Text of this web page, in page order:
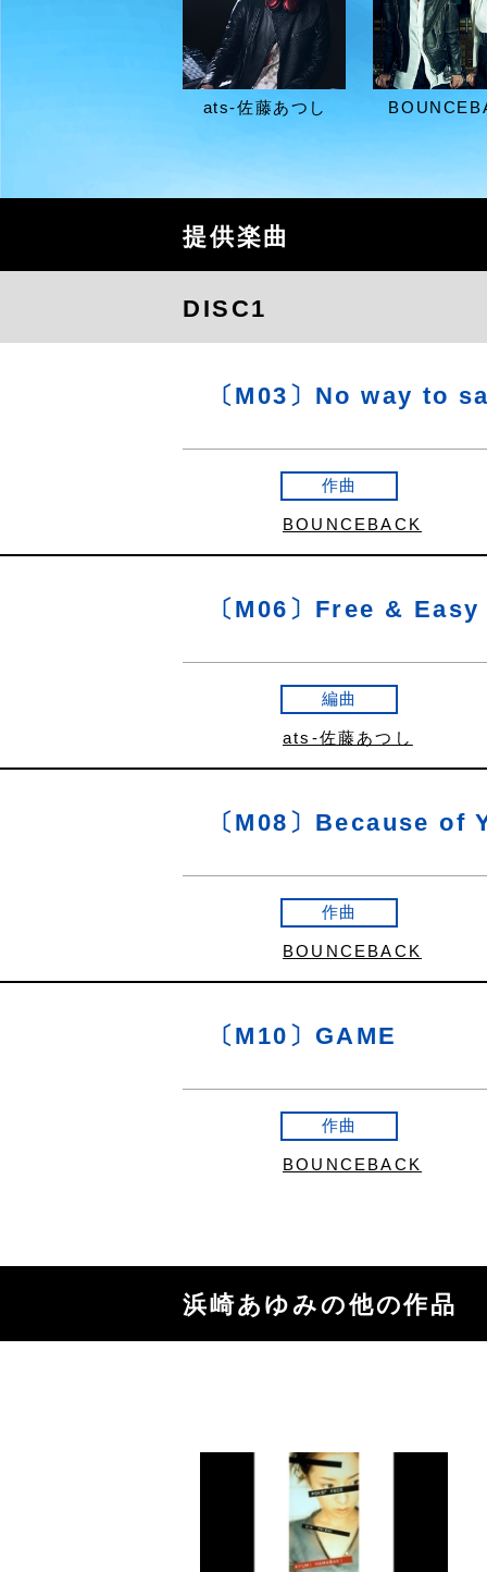
ats-佐藤あつし
提供楽曲
DISC1
〔M03〕No way to
作曲
BOUNCEBACK
〔M06〕Free &
編曲
ats-佐藤あつし
〔M08〕Because of
作曲
BOUNCEBACK
〔M10〕GAME
作曲
BOUNCEBACK
浜崎あゆみの他の作品